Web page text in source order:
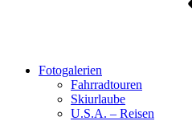
Fotogalerien
Fahrradtouren
Skiurlaube
U.S.A. – Reisen